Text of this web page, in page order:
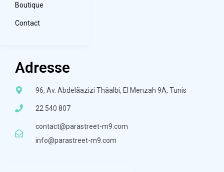
Boutique
Contact
Adresse
96, Av. Abdelãazizi Thäalbi, El Menzah 9A, Tunis
22 540 807
contact@parastreet-m9.com
info@parastreet-m9.com